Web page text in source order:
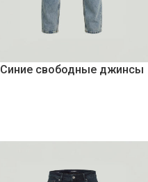
Синие свободные джинсы